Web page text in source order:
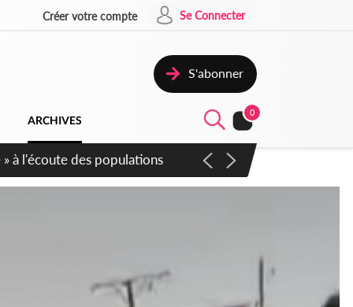
Créer votre compte Se Connecter
S'abonner
ARCHIVES
0